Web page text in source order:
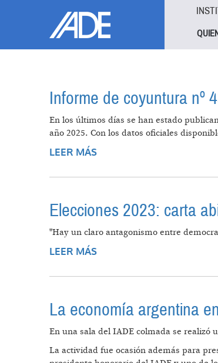
Informe de coyuntura nº
En los últimos días se han estado
año 2025. Con los datos oficiales
LEER MÁS
Elecciones 2023: carta
"Hay un claro antagonismo entre
LEER MÁS
La economía argentina
En una sala del IADE colmada se realizó
La actividad fue ocasión además para